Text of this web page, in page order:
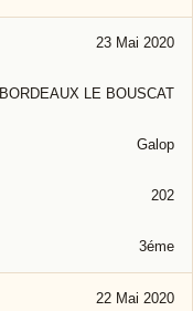
23 Mai 2020
BORDEAUX LE BOUSCAT
Galop
202
3éme
22 Mai 2020